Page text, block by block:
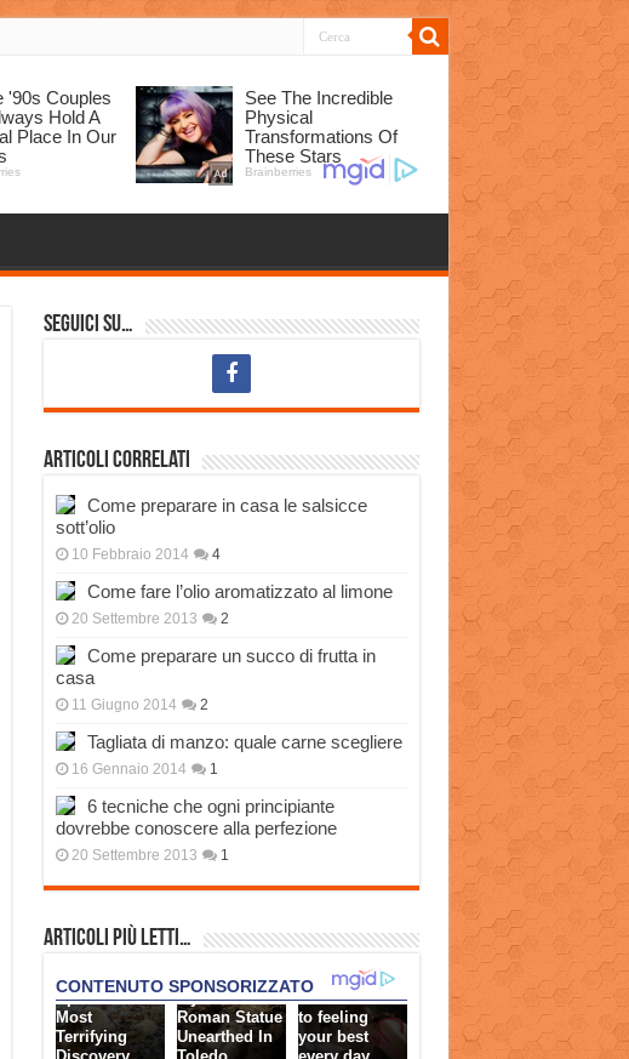
Seguici su…
Articoli correlati
Come preparare in casa le salsicce
sott’olio
10 Febbraio 2014 4
Come fare l’olio aromatizzato al limone
20 Settembre 2013 2
Come preparare un succo di frutta in
casa
11 Giugno 2014 2
Tagliata di manzo: quale carne scegliere
16 Gennaio 2014 1
6 tecniche che ogni principiante
dovrebbe conoscere alla perfezione
20 Settembre 2013 1
Articoli più Letti…